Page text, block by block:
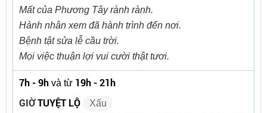
Mất của Phương Tây rành rành.
Hành nhân xem đã hành trình đến nơi.
Bệnh tật sửa lễ cầu trời.
Mọi việc thuận lợi vui cười thật tươi.
7h - 9h và từ 19h - 21h
GIỜTUYỆT LỘ
Xấu